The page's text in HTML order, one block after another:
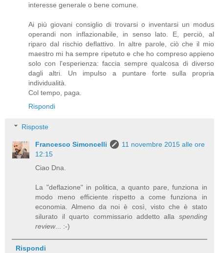
interesse generale o bene comune.
Ai più giovani consiglio di trovarsi o inventarsi un modus
operandi non inflazionabile, in senso lato. E, perciò, al
riparo dal rischio deflattivo. In altre parole, ciò che il mio
maestro mi ha sempre ripetuto e che ho compreso appieno
solo con l'esperienza: faccia sempre qualcosa di diverso
dagli altri. Un impulso a puntare forte sulla propria
individualità.
Col tempo, paga.
Rispondi
Risposte
Francesco Simoncelli
11 novembre 2015 alle ore
12:15
Ciao Dna.
La "deflazione" in politica, a quanto pare, funziona in
modo meno efficiente rispetto a come funziona in
economia. Almeno da noi è così, visto che è stato
silurato il quarto commissario addetto alla spending
review... :-)
Rispondi